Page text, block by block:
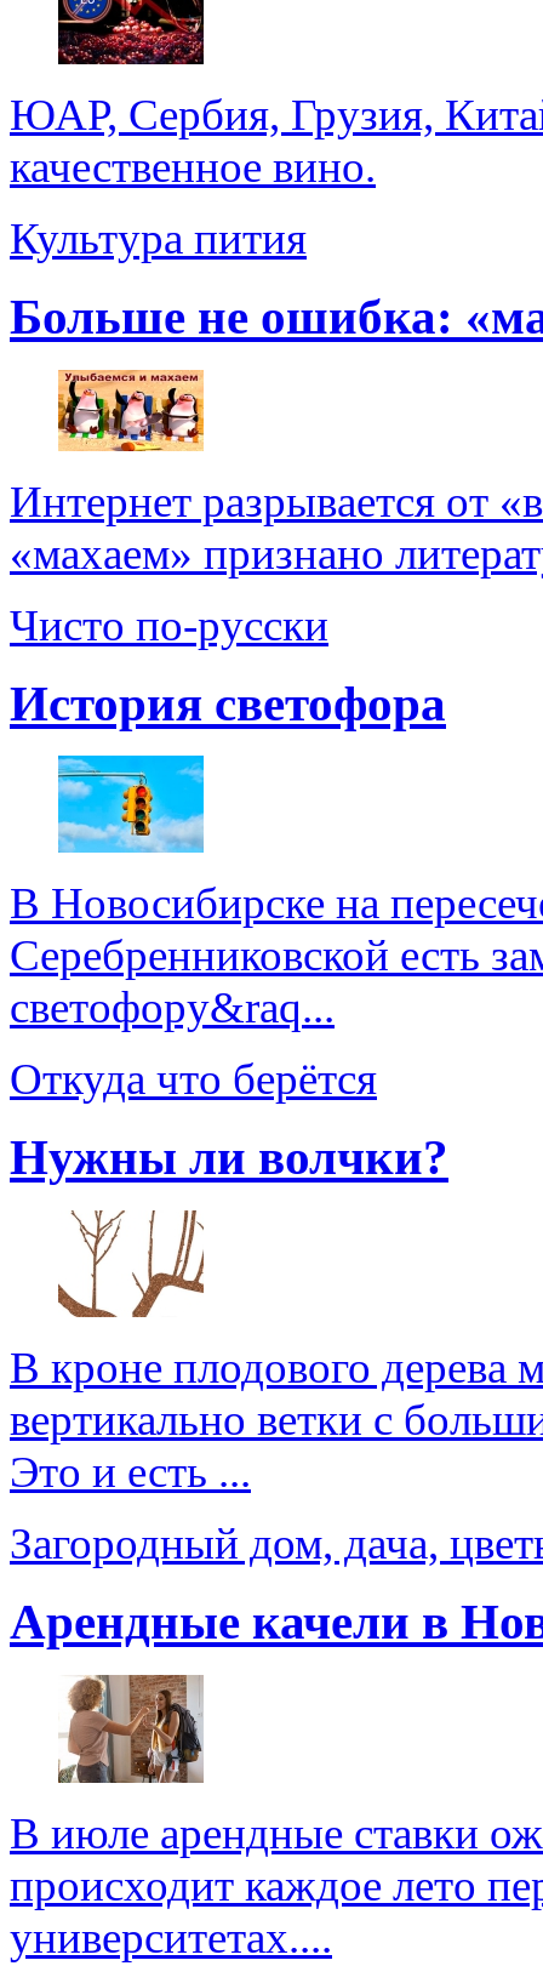
ЮАР, Сербия, Грузия,
качественное вино.
Культура пития
Больше не ошибка:
Интернет разрывается от
«махаем» признано
Чисто по-русски
История светофора
В Новосибирске на
Серебренниковской есть
светофору&raq...
Откуда что берётся
Нужны ли волчки?
В кроне плодового дерева
вертикально ветки с
Это и есть ...
Загородный дом, дача,
Арендные качели в
В июле арендные ставки
происходит каждое лето
университетах....